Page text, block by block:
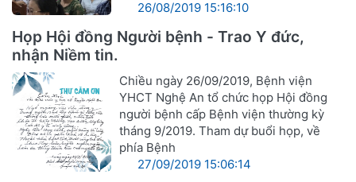
26/08/2019 15:16:10
Họp Hội đồng Người bệnh - Trao Y đức,
nhận Niềm tin.
Chiều ngày 26/09/2019, Bệnh viện
YHCT Nghệ An tổ chức họp Hội đồng
người bệnh cấp Bệnh viện thường kỳ
tháng 9/2019. Tham dự buổi họp, về
phía Bệnh
27/09/2019 15:06:14